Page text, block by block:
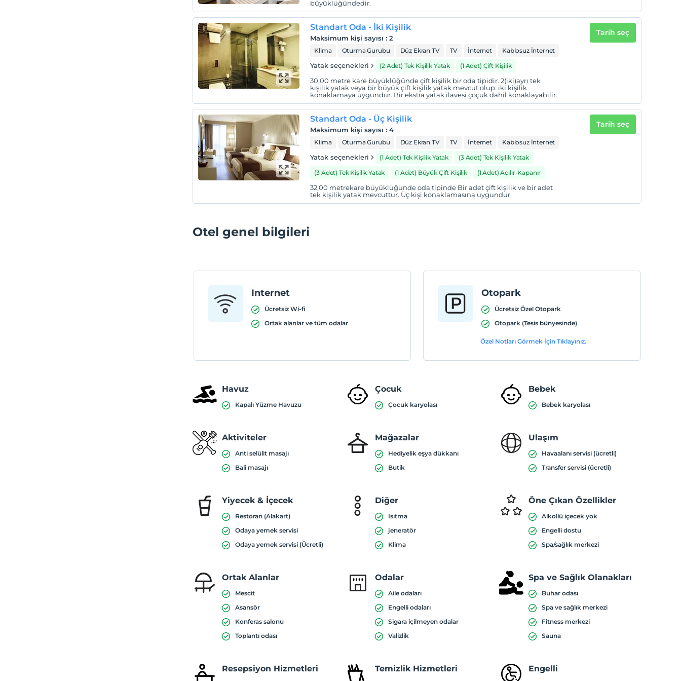
büyüklüğündedir.
Standart Oda - İki Kişilik
Maksimum kişi sayısı :2
Klima Oturma Gurubu Düz Ekran TV TV İnternet Kablosuz İnternet
Yatak seçenekleri (2 Adet) Tek Kişilik Yatak (1 Adet) Çift Kişilik
30,00 metre kare büyüklüğünde çift kişilik bir oda tipidir. 2(iki)ayrı tek
kişilik yatak veya bir büyük çift kişilik yatak mevcut olup. iki kişilik
konaklamaya uygundur. Bir ekstra yatak ilavesi çoçuk dahil konaklayabilir.
Tarih seç
Standart Oda - Üç Kişilik
Maksimum kişi sayısı :4
Klima Oturma Gurubu Düz Ekran TV TV İnternet Kablosuz İnternet
Yatak seçenekleri (1 Adet) Tek Kişilik Yatak
(3 Adet) Tek Kişilik Yatak
(3 Adet) Tek Kişilik Yatak
(1 Adet) Büyük Çift Kişilik (1 Adet) Açılır-Kapanır
32,00 metrekare büyüklüğünde oda tipinde Bir adet çift kişilik ve bir adet
tek kişilik yatak mevcuttur. Üç kişi konaklamasına uygundur.
Tarih seç
Otel genel bilgileri
Internet
Ücretsiz Wi-fi
Ortak alanlar ve tüm odalar
Otopark
Ücretsiz Özel Otopark
Otopark (Tesis bünyesinde)
Özel Notları Görmek İçin Tıklayınız.
Havuz
Kapalı Yüzme Havuzu
Çocuk
Çocuk karyolası
Bebek
Bebek karyolası
Aktiviteler
Anti selülit masajı
Bali masajı
Mağazalar
Hediyelik eşya dükkanı
Butik
Ulaşım
Havaalanı servisi (ücretli)
Transfer servisi (ücretli)
Yiyecek & İçecek
Restoran (Alakart)
Odaya yemek servisi
Odaya yemek servisi (Ücretli)
Diğer
Isıtma
jeneratör
Klima
Öne Çıkan Özellikler
Alkollü içecek yok
Engelli dostu
Spa/sağlık merkezi
Ortak Alanlar
Mescit
Asansör
Konferas salonu
Toplantı odası
Odalar
Aile odaları
Engelli odaları
Sigara içilmeyen odalar
Valizlik
Spa ve Sağlık Olanakları
Buhar odası
Spa ve sağlık merkezi
Fitness merkezi
Sauna
Resepsiyon Hizmetleri Temizlik Hizmetleri Engelli